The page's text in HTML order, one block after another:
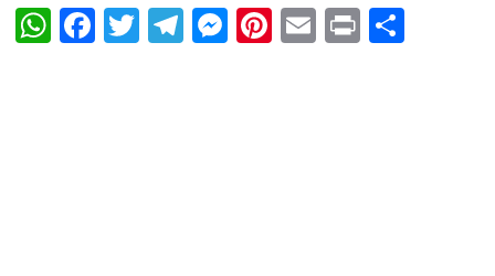
WhatsApp
Facebook
TwitterTelegram
Messenger
Pinterest
EmailPrint